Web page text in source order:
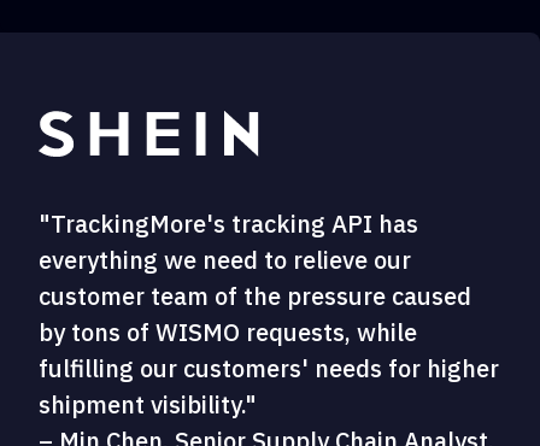
"TrackingMore's tracking API has
everything we need to relieve our
customer team of the pressure caused
by tons of WISMO requests, while
fulfilling our customers' needs for higher
shipment visibility."